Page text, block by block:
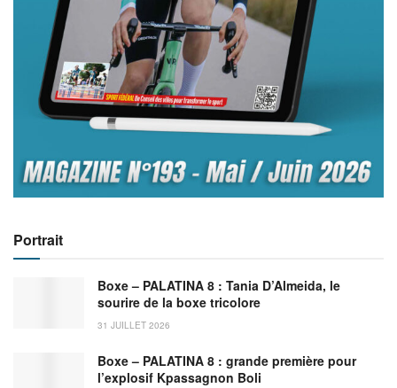
Portrait
Boxe – PALATINA 8 : Tania D’Almeida, le
sourire de la boxe tricolore
31 JUILLET 2026
Boxe – PALATINA 8 : grande première pour
l’explosif Kpassagnon Boli